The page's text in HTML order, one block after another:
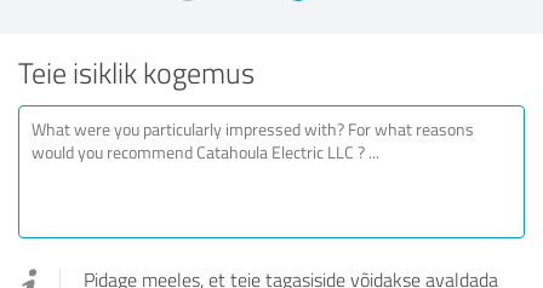
Teie isiklik kogemus
Pidage meeles, et teie tagasiside võidakse avaldada